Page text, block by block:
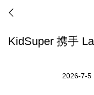
KidSuper 携手
2026-7-5